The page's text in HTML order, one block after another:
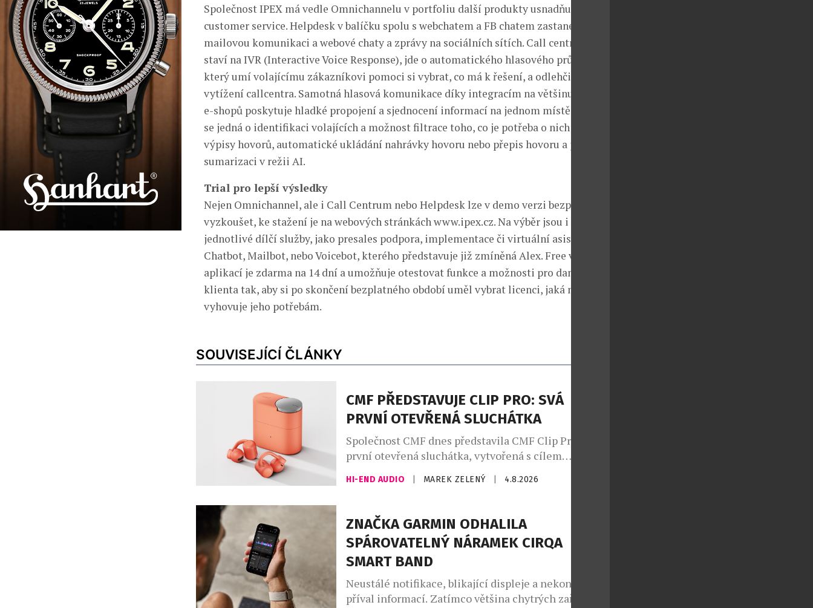
Společnost IPEX má vedle Omnichannelu v portfoliu další produkty usnadňující
customer service. Helpdesk v balíčku spolu s webchatem a FB chatem zastane e-
mailovou komunikaci a webové chaty a zprávy na sociálních sítích. Call centrum
staví na IVR (Interactive Voice Response), jde o automatického hlasového průvodce,
který umí volajícímu zákazníkovi pomoci si vybrat, co má k řešení, a odlehčit tak
vytížení callcentra. Samotná hlasová komunikace díky integracím na většinu CRM a
e-shopů poskytuje hladké propojení a sjednocení informací na jednom místě. Ať už
se jedná o identifikaci volajících a možnost filtrace toho, co je potřeba o nich vědět,
výpisy hovorů, automatické ukládání nahrávky hovoru nebo přepis hovoru a jeho
sumarizaci v režii AI.
Trial pro lepší výsledky
Nejen Omnichannel, ale i Call Centrum nebo Helpdesk lze v demo verzi bezplatně
vyzkoušet, ke stažení je na webových stránkách www.ipex.cz. Na výběr jsou i
jednotlivé dílčí služby, jako presales podpora, implementace či virtuální asistenti
Chatbot, Mailbot, nebo Voicebot, kterého představuje již zmíněná Alex. Free verze
aplikací je zdarma na 14 dní a umožňuje otestovat funkce a možnosti pro daného
klienta tak, aby si po skončení bezplatného období uměl vybrat licenci, jaká nejlépe
vyhovuje jeho potřebám.
SOUVISEJÍCÍ ČLÁNKY
CMF PŘEDSTAVUJE CLIP PRO: SVÁ
PRVNÍ OTEVŘENÁ SLUCHÁTKA
Společnost CMF dnes představila CMF Clip Pro – svá
první otevřená sluchátka, vytvořená s cílem
přirozeně, jako zní. CMF Clip Pro jsou navržena pro
absolvují dlouhé pracovní dny a vedou aktivní životní
styl. Spojují ergonomický otevřený design s
pohlcujícím zvukem, […]
HI-END AUDIO MAREK ZELENÝ 4.8.2026
ZNAČKA GARMIN ODHALILA
SPÁROVATELNÝ NÁRAMEK CIRQA
SMART BAND
Neustálé notifikace, blikající displeje a nekončící
příval informací. Zatímco většina chytrých zařízení